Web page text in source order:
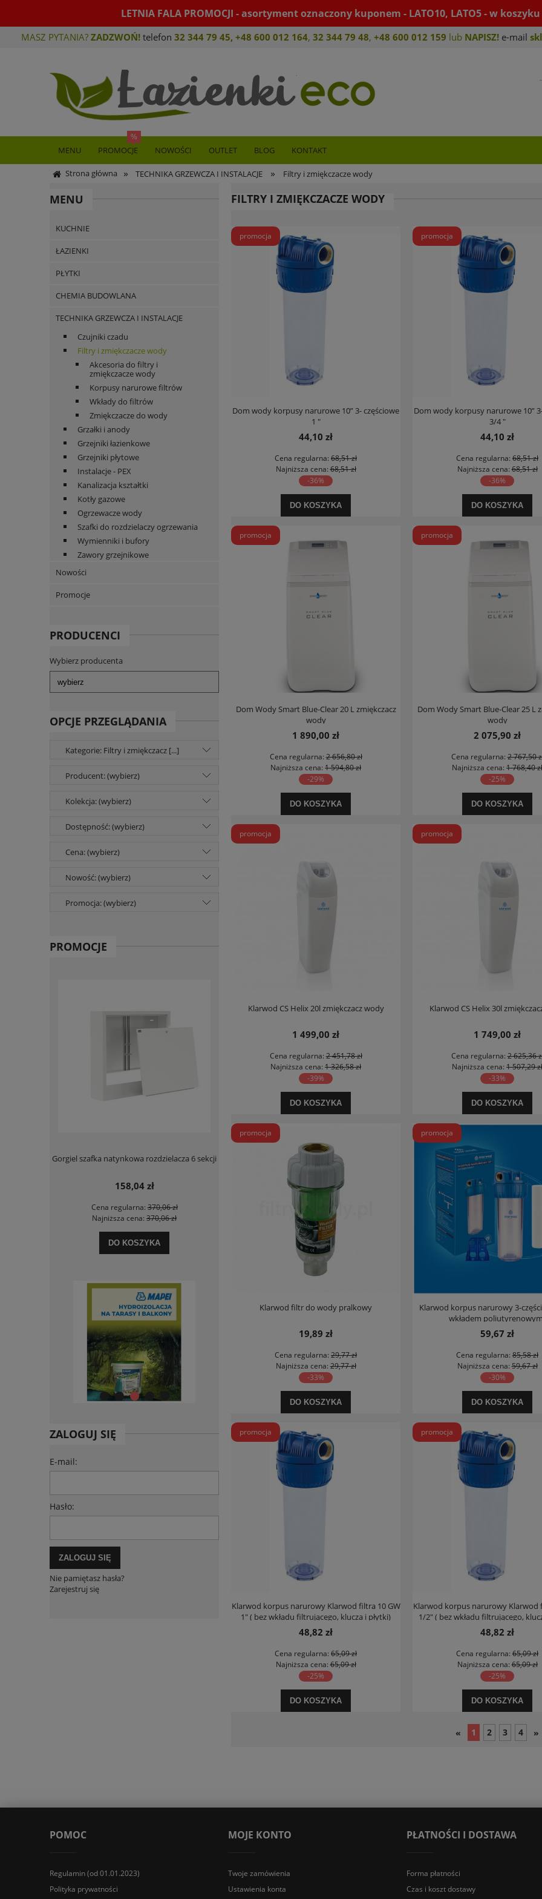
LETNIA FALA PROMOCJI - asortyment oznaczony kuponem - LATO10, LATO5 - w
MASZ PYTANIA? ZADZWOŃ! telefon 32 344 79 45, +48 600 012 164, 32 344 79 48, +48 600 012 159 lub NAPISZ! e-mail
MENU PROMOCJE NOWOŚCI OUTLET BLOG KONTAKT
Strona główna » TECHNIKA GRZEWCZA I INSTALACJE » Filtry i zmiękczacze wody
MENU
KUCHNIE
ŁAZIENKI
PŁYTKI
CHEMIA BUDOWLANA
TECHNIKA GRZEWCZA I INSTALACJE
Czujniki czadu
Filtry i zmiękczacze wody
Akcesoria do filtry i
zmiękczacze wody
Korpusy narurowe filtrów
Wkłady do filtrów
Zmiękczacze do wody
Grzałki i anody
Grzejniki łazienkowe
Grzejniki płytowe
Instalacje - PEX
Kanalizacja kształtki
Kotły gazowe
Ogrzewacze wody
Szafki do rozdzielaczy ogrzewania
Wymienniki i bufory
Zawory grzejnikowe
Nowości
Promocje
PRODUCENCI
Wybierz producenta
OPCJE PRZEGLĄDANIA
Kategorie: Filtry i zmiękczacz [...]
Producent: (wybierz)
Kolekcja: (wybierz)
Dostępność: (wybierz)
Cena: (wybierz)
Nowość: (wybierz)
Promocja: (wybierz)
PROMOCJE
Gorgiel szafka natynkowa rozdzielacza 6 sekcji
158,04 zł
Cena regularna:370,06 zł
Najniższa cena: 370,06 zł
DO KOSZYKA
Deante Silia półka żeberkowa titanium
560,88 zł
Cena regularna:
623,20 zł
Najniższa cena:
623,20 zł
DO KOSZYKA
Termet Termaq Elektronic GE-19-02
gazowy 3B/P-G30
1 499,00 zł
Cena regularna:
Najniższa cena:
1 499,00 zł
DO KOSZYKA
ZALOGUJ SIĘ
E-mail:
Hasło:
ZALOGUJ SIĘ
Nie pamiętasz hasła?
Zarejestruj się
FILTRY I ZMIĘKCZACZE WODY
Dom wody korpusy narurowe 10” 3- częściowe
1 "
44,10 zł
Cena regularna: 68,51 zł
Najniższa cena:68,51 zł
-36%
DO KOSZYKA
promocja
Dom wody korpusy narurowe 10”
3/4 "
44,10 zł
Cena regularna: 68,51 zł
Najniższa cena:68,51 zł
-36%
DO KOSZYKA
promocja
Dom Wody Smart Blue-Clear 20 L zmiękczacz
wody
1 890,00 zł
Cena regularna:2 656,80 zł
Najniższa cena: 1 594,80 zł
-29%
DO KOSZYKA
promocja
Dom Wody Smart Blue-Clear 25 L
wody
2 075,90 zł
Cena regularna:2 767,50
Najniższa cena: 1 768,40 zł
-25%
DO KOSZYKA
promocja
Klarwod CS Helix 20l zmiękczacz wody
1 499,00 zł
Cena regularna:2 451,78 zł
Najniższa cena: 1 326,58 zł
-39%
DO KOSZYKA
promocja
Klarwod CS Helix 30l
1 749,00 zł
Cena regularna:2 625,36
Najniższa cena: 1 507,29 zł
-33%
DO KOSZYKA
promocja
Klarwod filtr do wody pralkowy
19,89 zł
Cena regularna: 29,77 zł
Najniższa cena:29,77 zł
-33%
DO KOSZYKA
promocja
Klarwod korpus narurowy 3-
wkładem
59,67 zł
Cena regularna: 85,58 zł
Najniższa cena:59,67 zł
-30%
DO KOSZYKA
promocja
Klarwod korpus narurowy Klarwod filtra 10 GW
1" ( bez wkładu filtrującego, klucza i płytki)
48,82 zł
Cena regularna: 65,09 zł
Najniższa cena:65,09 zł
-25%
DO KOSZYKA
promocja
Klarwod korpus narurowy Klarwod
1/2" ( bez wkładu filtrującego,
48,82 zł
Cena regularna: 65,09 zł
Najniższa cena:65,09 zł
-25%
DO KOSZYKA
promocja
« 1 2 3 4 »
POMOC
Regulamin (od 01.01.2023)
Polityka prywatności
MOJE KONTO
Twoje zamówienia
Ustawienia konta
PŁATNOŚCI I DOSTAWA
Forma płatności
Czas i koszt dostawy